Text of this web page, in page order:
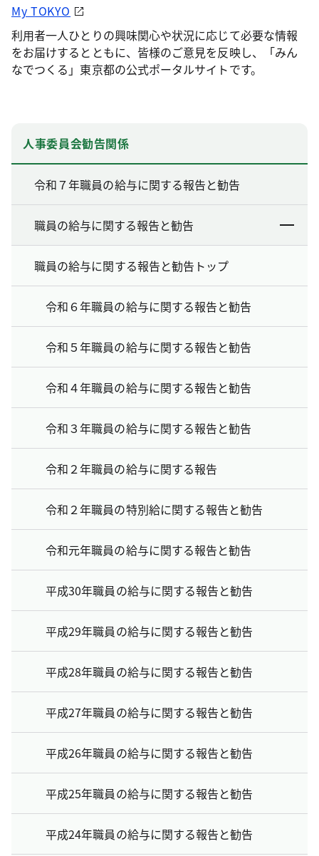
My TOKYO
利用者一人ひとりの興味関心や状況に応じて必要な情報
をお届けするとともに、皆様のご意見を反映し、「みん
なでつくる」東京都の公式ポータルサイトです。
人事委員会勧告関係
令和７年職員の給与に関する報告と勧告
職員の給与に関する報告と勧告
職員の給与に関する報告と勧告トップ
令和６年職員の給与に関する報告と勧告
令和５年職員の給与に関する報告と勧告
令和４年職員の給与に関する報告と勧告
令和３年職員の給与に関する報告と勧告
令和２年職員の給与に関する報告
令和２年職員の特別給に関する報告と勧告
令和元年職員の給与に関する報告と勧告
平成30年職員の給与に関する報告と勧告
平成29年職員の給与に関する報告と勧告
平成28年職員の給与に関する報告と勧告
平成27年職員の給与に関する報告と勧告
平成26年職員の給与に関する報告と勧告
平成25年職員の給与に関する報告と勧告
平成24年職員の給与に関する報告と勧告